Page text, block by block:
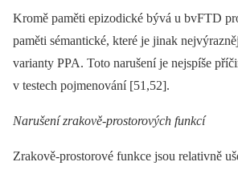
Kromě paměti epizodické bývá u bvFTD
paměti sémantické, které je jinak
varianty PPA. Toto narušení je nejspíše
v testech pojmenování [51,52].
Narušení zrakově-prostorových funkcí
Zrakově-prostorové funkce jsou relativně